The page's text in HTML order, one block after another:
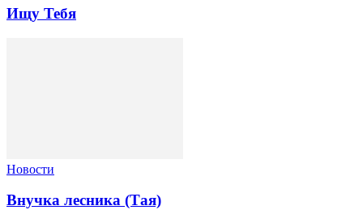
Ищу Тебя
Новости
Внучка лесника (Тая)